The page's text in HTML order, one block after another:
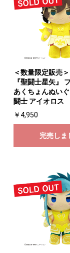
＜数量限定販売
『聖闘士星矢』
あくちょんぬい
闘士 アイオロス
￥4,950
完売しま